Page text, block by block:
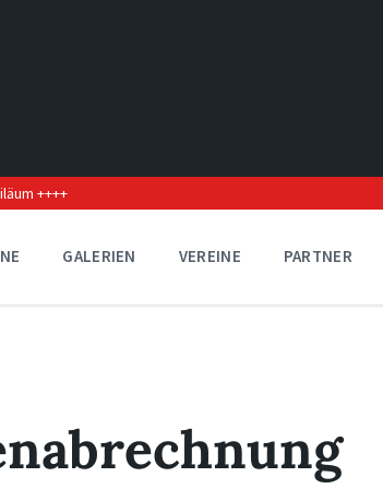
++++
GALERIEN VEREINE PARTNER